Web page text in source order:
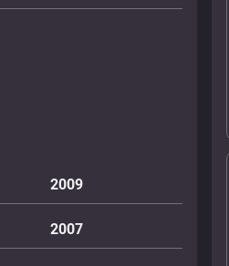
2009
2007